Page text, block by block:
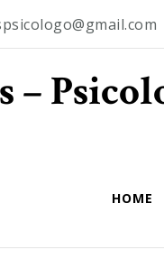
–
HOME